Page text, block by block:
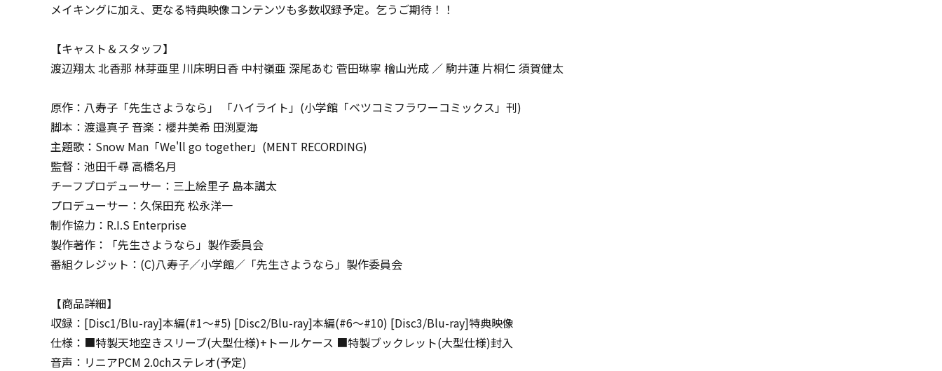
メイキングに加え、更なる特典映像コンテンツも多数収録予定。乞うご期待！！
【キャスト＆スタッフ】
渡辺翔太 北香那 林芽亜里 川床明日香 中村嶺亜 深尾あむ 菅田琳寧 檜山光成 ／ 駒井蓮 片桐仁 須賀健太
原作：八寿子「先生さようなら」 「ハイライト」(小学館「ベツコミフラワーコミックス」刊)
脚本：渡邉真子 音楽：櫻井美希 田渕夏海
主題歌：Snow Man「We'll go together」(MENT RECORDING)
監督：池田千尋 高橋名月
チーフプロデューサー：三上絵里子 島本講太
プロデューサー：久保田充 松永洋一
制作協力：R.I.S Enterprise
製作著作：「先生さようなら」製作委員会
番組クレジット：(C)八寿子／小学館／「先生さようなら」製作委員会
【商品詳細】
収録：[Disc1/Blu-ray]本編(#1～#5) [Disc2/Blu-ray]本編(#6～#10) [Disc3/Blu-ray]特典映像
仕様：■特製天地空きスリーブ(大型仕様)+トールケース ■特製ブックレット(大型仕様)封入
音声：リニアPCM 2.0chステレオ(予定)